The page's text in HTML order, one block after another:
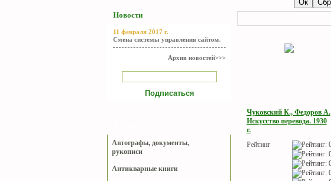
Новости
11 февраля 2017 г.
Смена системы управления сайтом.
Архив новостей>>>
Автографы, документы,
рукописи
Антикварные книги
Чуковский К., Федоров А.
Искусство перевода. 1930
г.
Рейтинг